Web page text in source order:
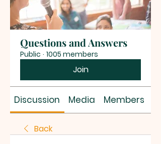
Questions and Answers
Public · 1005 members
Join
Discussion Media Members
Back